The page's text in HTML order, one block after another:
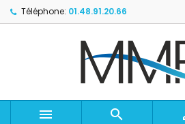
Téléphone: 01.48.91.20.66
 